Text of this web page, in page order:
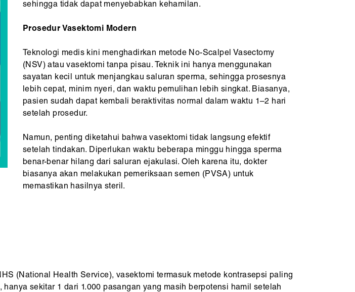
sehingga tidak dapat menyebabkan kehamilan.
Prosedur Vasektomi Modern
Teknologi medis kini menghadirkan metode No-Scalpel Vasectomy
(NSV) atau vasektomi tanpa pisau. Teknik ini hanya menggunakan
sayatan kecil untuk menjangkau saluran sperma, sehingga prosesnya
lebih cepat, minim nyeri, dan waktu pemulihan lebih singkat. Biasanya,
pasien sudah dapat kembali beraktivitas normal dalam waktu 1–2 hari
setelah prosedur.
Namun, penting diketahui bahwa vasektomi tidak langsung efektif
setelah tindakan. Diperlukan waktu beberapa minggu hingga sperma
benar-benar hilang dari saluran ejakulasi. Oleh karena itu, dokter
biasanya akan melakukan pemeriksaan semen (PVSA) untuk
memastikan hasilnya steril.
(National Health Service), vasektomi termasuk metode kontrasepsi paling
sekitar 1 dari 1.000 pasangan yang masih berpotensi hamil setelah